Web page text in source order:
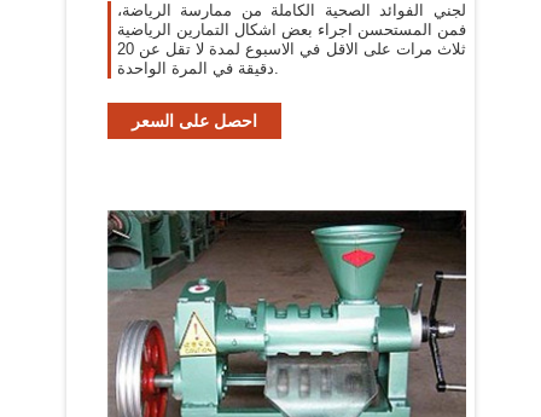
لجني الفوائد الصحية الكاملة من ممارسة الرياضة،
فمن المستحسن اجراء بعض اشكال التمارين الرياضية
ثلاث مرات على الاقل في الاسبوع لمدة لا تقل عن 20
دقيقة في المرة الواحدة.
احصل على السعر